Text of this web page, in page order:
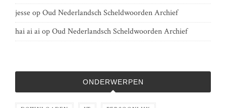
jesseopOud Nederlandsch Scheldwoorden Archief
hai ai aiopOud Nederlandsch Scheldwoorden Archief
ONDERWERPEN